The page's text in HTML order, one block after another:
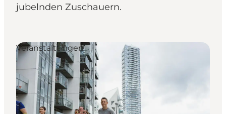
jubelnden Zuschauern.
Veranstaltungen